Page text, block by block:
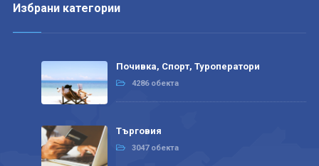
Избрани категории
Почивка, Спорт, Туроператори
4286 обекта
Търговия
3047 обекта